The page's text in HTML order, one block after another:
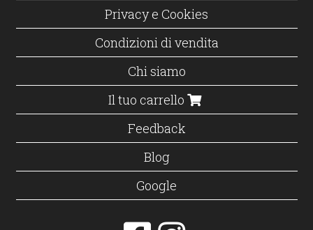
Privacy e Cookies
Condizioni di vendita
Chi siamo
Il tuo carrello
Feedback
Blog
Google